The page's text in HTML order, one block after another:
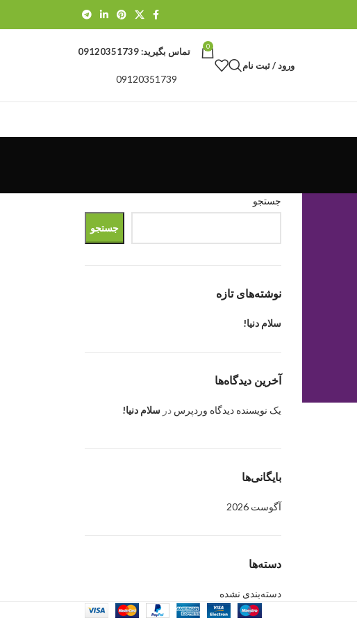
ورود / ثبت نام
0 تماس بگیرید:09120351739
09120351739
جستجو
جستجو
نوشته‌های تازه
سلام دنیا!
آخرین دیدگاه‌ها
یک نویسنده دیدگاه وردپرس در سلام دنیا!
بایگانی‌ها
آگوست 2026
دسته‌ها
دسته‌بندی نشده